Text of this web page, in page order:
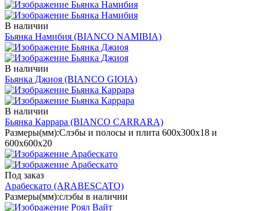
В наличии
Бьянка Намибия (BIANCO NAMIBIA)
В наличии
Бьянка Джиоя (BIANCO GIOIA)
В наличии
Бьянка Каррара (BIANCO CARRARA)
Размеры(мм):Слэбы и полосы и плита 600х300х18 и
600х600х20
Под заказ
Арабескато (ARABESCATO)
Размеры(мм):слэбы в наличии